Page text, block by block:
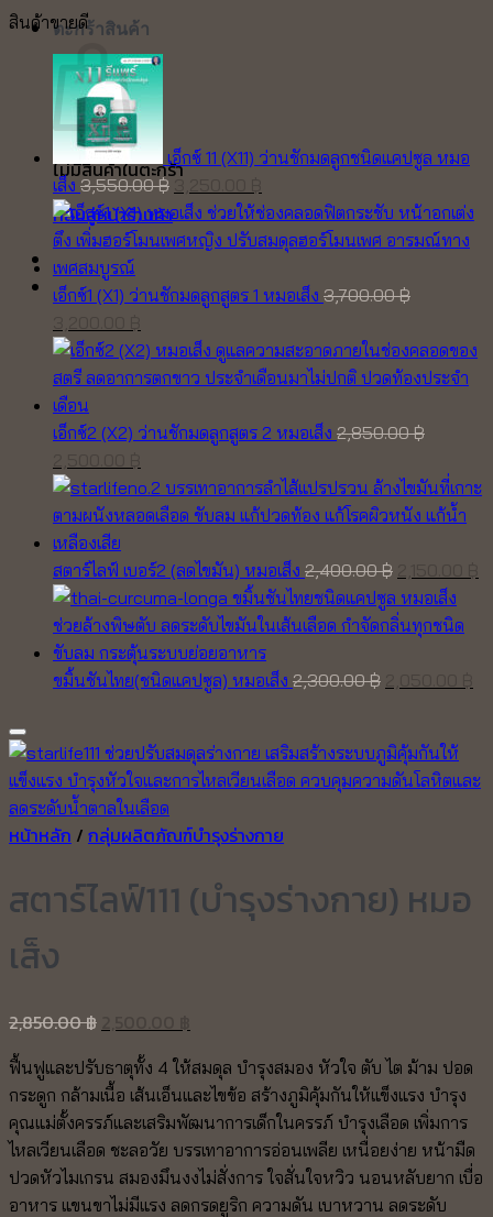
ตะกร้าสินค้า
ไม่มีสินค้าในตะกร้า
กลับสู่หน้าร้านค้า
สินค้าขายดี
เอ็กซ์ 11 (X11) ว่านชักมดลูกชนิดแคปซูล หมอ
เส็ง 3,550.00฿
price
was:
price
is:
เอ็กซ์1 (X1) ว่านชักมดลูกสูตร 1 หมอเส็ง 3,700.00฿
price
was:
3,700.00 ฿.
price
is:
เอ็กซ์2 (X2) ว่านชักมดลูกสูตร 2 หมอเส็ง 2,850.00฿
price
was:
2,850.00 ฿.
price
is:
สตาร์ไลฟ์ เบอร์2 (ลดไขมัน) หมอเส็ง 2,400.00฿
price
was:
ขมิ้นชันไทย(ชนิดแคปซูล) หมอเส็ง 2,300.00฿
2,300.00 ฿.
Add to wishlist
หน้าหลัก / กลุ่มผลิตภัณฑ์บำรุงร่างกาย
สตาร์ไลฟ์111 (บำรุงร่างกาย) หมอ
เส็ง
2,850.00฿
price
was:
2,850.00 ฿.
is:
2,500.00 ฿.
ฟื้นฟูและปรับธาตุทั้ง 4 ให้สมดุล บำรุงสมอง หัวใจ ตับ ไต ม้าม ปอด
กระดูก กล้ามเนื้อ เส้นเอ็นและไขข้อ สร้างภูมิคุ้มกันให้แข็งแรง บำรุง
คุณแม่ตั้งครรภ์และเสริมพัฒนาการเด็กในครรภ์ บำรุงเลือด เพิ่มการ
ไหลเวียนเลือด ชะลอวัย บรรเทาอาการอ่อนเพลีย เหนื่อยง่าย หน้ามืด
ปวดหัวไมเกรน สมองมึนงงไม่สั่งการ ใจสั่นใจหวิว นอนหลับยาก เบื่อ
อาหาร แขนขาไม่มีแรง ลดกรดยูริก ความดัน เบาหวาน ลดระดับ